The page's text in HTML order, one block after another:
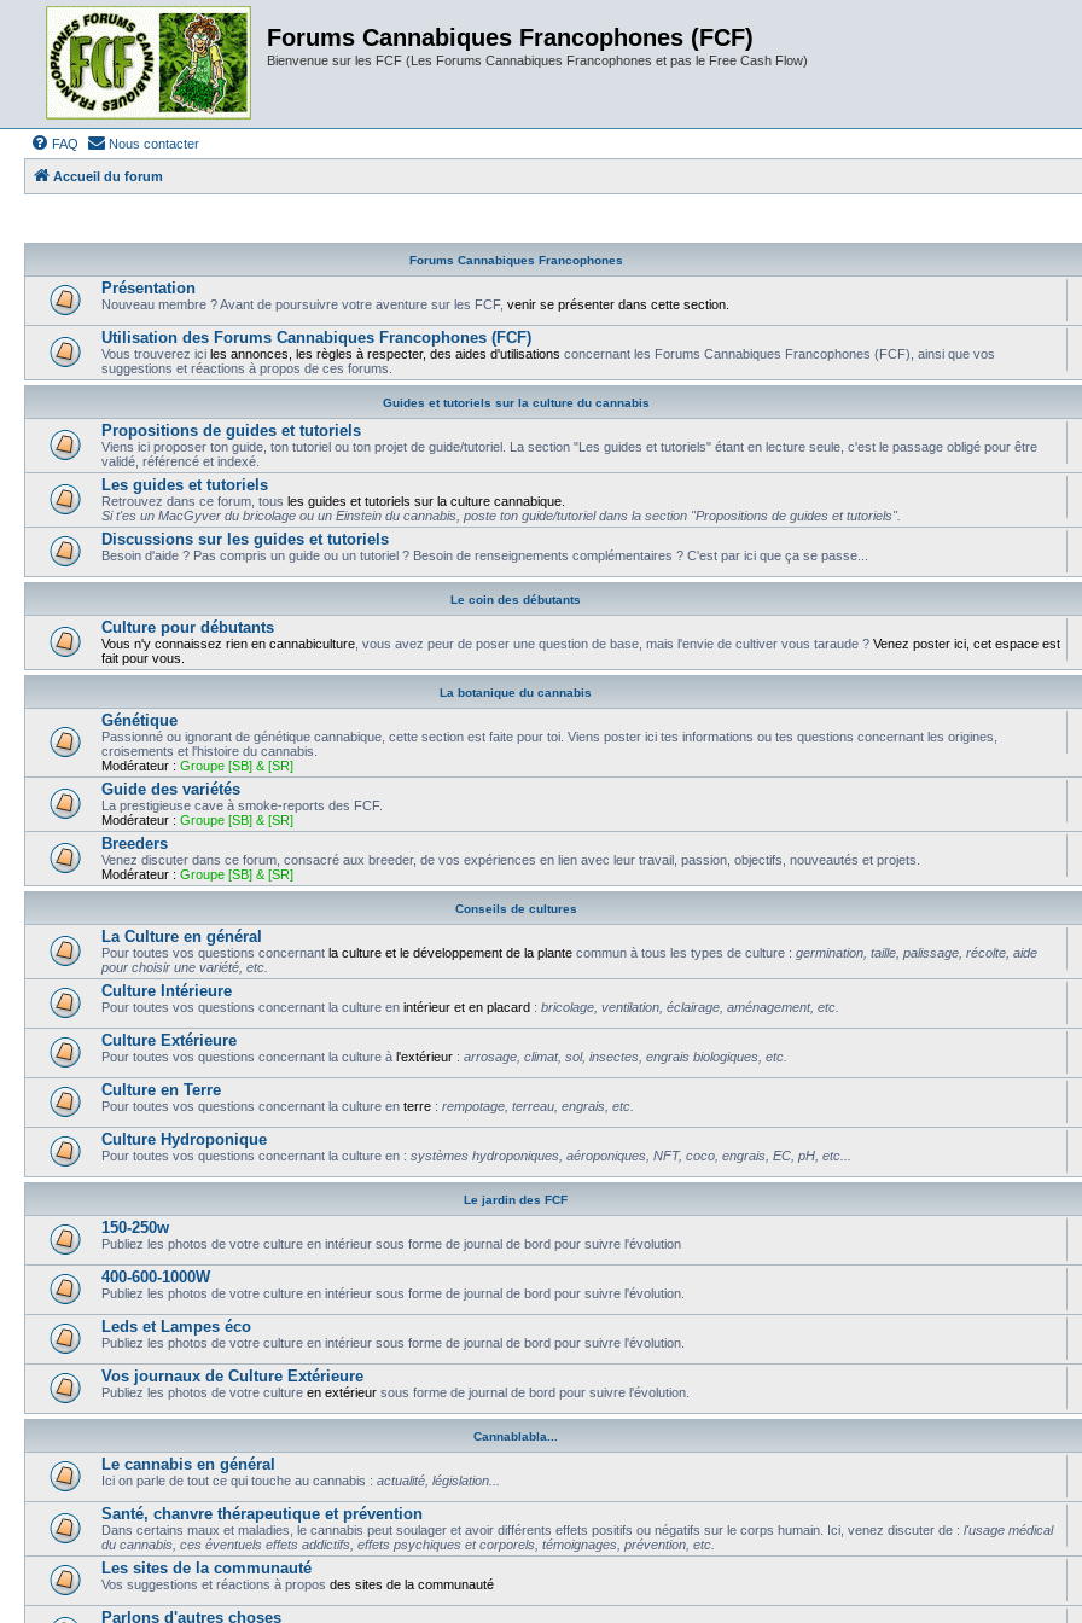
Forums Cannabiques Francophones (FCF)
Bienvenue sur les FCF (Les Forums Cannabiques Francophones et pas le Free Cash Flow)
FAQ Nous contacter
Accueil du forum
Forums Cannabiques Francophones
Présentation
Nouveau membre ? Avant de poursuivre votre aventure sur les FCF, venir se présenter dans cette section.
Utilisation des Forums Cannabiques Francophones (FCF)
Vous trouverez ici les annonces, les règles à respecter, des aides d'utilisations concernant les Forums Cannabiques Francophones (FCF), ainsi que vos
suggestions et réactions à propos de ces forums.
Guides et tutoriels sur la culture du cannabis
Propositions de guides et tutoriels
Viens ici proposer ton guide, ton tutoriel ou ton projet de guide/tutoriel. La section "Les guides et tutoriels" étant en lecture seule, c'est le passage obligé pour être
validé, référencé et indexé.
Les guides et tutoriels
Retrouvez dans ce forum, tous les guides et tutoriels sur la culture cannabique.
Si t'es un MacGyver du bricolage ou un Einstein du cannabis, poste ton guide/tutoriel dans la section "Propositions de guides et tutoriels".
Discussions sur les guides et tutoriels
Besoin d'aide ? Pas compris un guide ou un tutoriel ? Besoin de renseignements complémentaires ? C'est par ici que ça se passe...
Le coin des débutants
Culture pour débutants
Vous n'y connaissez rien en cannabiculture , vous avez peur de poser une question de base, mais l'envie de cultiver vous taraude ? Venez poster ici, cet espace est
fait pour vous.
La botanique du cannabis
Génétique
Passionné ou ignorant de génétique cannabique, cette section est faite pour toi. Viens poster ici tes informations ou tes questions concernant les origines,
croisements et l'histoire du cannabis.
Modérateur : Groupe [SB] & [SR]
Guide des variétés
La prestigieuse cave à smoke-reports des FCF.
Modérateur : Groupe [SB] & [SR]
Breeders
Venez discuter dans ce forum, consacré aux breeder, de vos expériences en lien avec leur travail, passion, objectifs, nouveautés et projets.
Modérateur : Groupe [SB] & [SR]
Conseils de cultures
La Culture en général
Pour toutes vos questions concernant la culture et le développement de la plante commun à tous les types de culture : germination, taille, palissage, récolte, aide
pour choisir une variété, etc.
Culture Intérieure
Pour toutes vos questions concernant la culture en intérieur et en placard : bricolage, ventilation, éclairage, aménagement, etc.
Culture Extérieure
Pour toutes vos questions concernant la culture à l'extérieur : arrosage, climat, sol, insectes, engrais biologiques, etc.
Culture en Terre
Pour toutes vos questions concernant la culture en terre : rempotage, terreau, engrais, etc.
Culture Hydroponique
Pour toutes vos questions concernant la culture en : systèmes hydroponiques, aéroponiques, NFT, coco, engrais, EC, pH, etc...
Le jardin des FCF
150-250w
Publiez les photos de votre culture en intérieur sous forme de journal de bord pour suivre l'évolution
400-600-1000W
Publiez les photos de votre culture en intérieur sous forme de journal de bord pour suivre l'évolution.
Leds et Lampes éco
Publiez les photos de votre culture en intérieur sous forme de journal de bord pour suivre l'évolution.
Vos journaux de Culture Extérieure
Publiez les photos de votre culture en extérieur sous forme de journal de bord pour suivre l'évolution.
Cannablabla...
Le cannabis en général
Ici on parle de tout ce qui touche au cannabis : actualité, législation...
Santé, chanvre thérapeutique et prévention
Dans certains maux et maladies, le cannabis peut soulager et avoir différents effets positifs ou négatifs sur le corps humain. Ici, venez discuter de : l'usage médical
du cannabis, ces éventuels effets addictifs, effets psychiques et corporels, témoignages, prévention, etc.
Les sites de la communauté
Vos suggestions et réactions à propos des sites de la communauté
Parlons d'autres choses